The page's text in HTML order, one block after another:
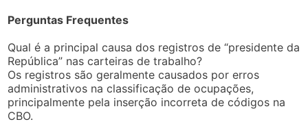
Perguntas Frequentes
Qual é a principal causa dos registros de “presidente da
República” nas carteiras de trabalho?
Os registros são geralmente causados por erros
administrativos na classificação de ocupações,
principalmente pela inserção incorreta de códigos na
CBO.